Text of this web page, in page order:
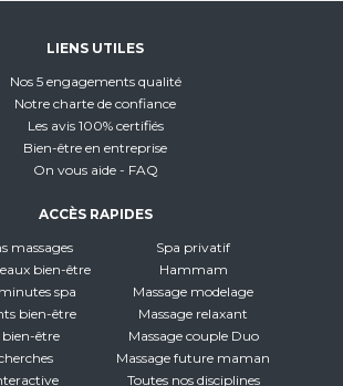
LIENS UTILES
Nos 5 engagements qualité
Notre charte de confiance
Les avis 100% certifiés
Bien-être en entreprise
On vous aide - FAQ
ACCÈS RAPIDES
massages
bien-être
spa
bien-être
être
Spa privatif
Hammam
Massage modelage
Massage relaxant
Massage couple Duo
Massage future maman
Toutes nos disciplines